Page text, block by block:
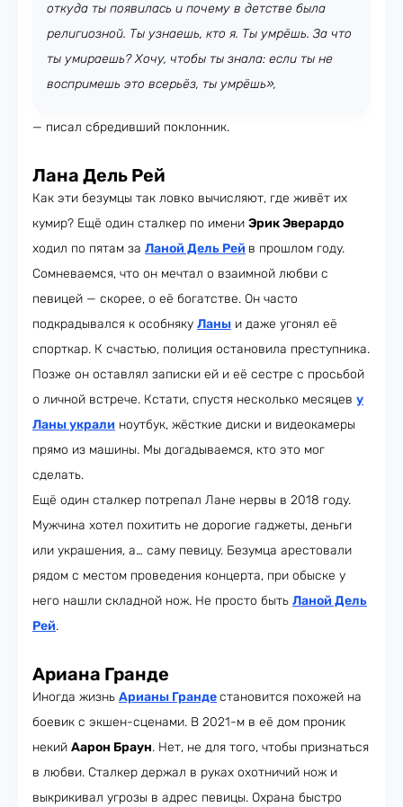
откуда ты появилась и почему в детстве была
религиозной. Ты узнаешь, кто я. Ты умрёшь. За что
ты умираешь? Хочу, чтобы ты знала: если ты не
воспримешь это всерьёз, ты умрёшь»,
— писал сбредивший поклонник.
Лана Дель Рей
Как эти безумцы так ловко вычисляют, где живёт их
кумир? Ещё один сталкер по имени Эрик Эверардо
ходил по пятам за Ланой Дель Рей в прошлом году.
Сомневаемся, что он мечтал о взаимной любви с
певицей — скорее, о её богатстве. Он часто
подкрадывался к особняку Ланы и даже угонял её
спорткар. К счастью, полиция остановила преступника.
Позже он оставлял записки ей и её сестре с просьбой
о личной встрече. Кстати, спустя несколько месяцев у
Ланы украли ноутбук, жёсткие диски и видеокамеры
прямо из машины. Мы догадываемся, кто это мог
сделать.
Ещё один сталкер потрепал Лане нервы в 2018 году.
Мужчина хотел похитить не дорогие гаджеты, деньги
или украшения, а… саму певицу. Безумца арестовали
рядом с местом проведения концерта, при обыске у
него нашли складной нож. Не просто быть Ланой Дель
Рей.
Ариана Гранде
Иногда жизнь Арианы Грандестановится похожей на
боевик с экшен-сценами. В 2021-м в её дом проник
некий Аарон Браун. Нет, не для того, чтобы признаться
в любви. Сталкер держал в руках охотничий нож и
выкрикивал угрозы в адрес певицы. Охрана быстро